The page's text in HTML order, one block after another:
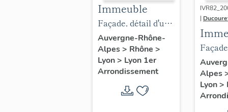
Immeuble
Façade, détail d'une
fenêtre du 1er étage
Auvergne-Rhône-
Alpes> Rhône >
Lyon> Lyon 1er
Arrondissement
|
Alpes
Lyon>